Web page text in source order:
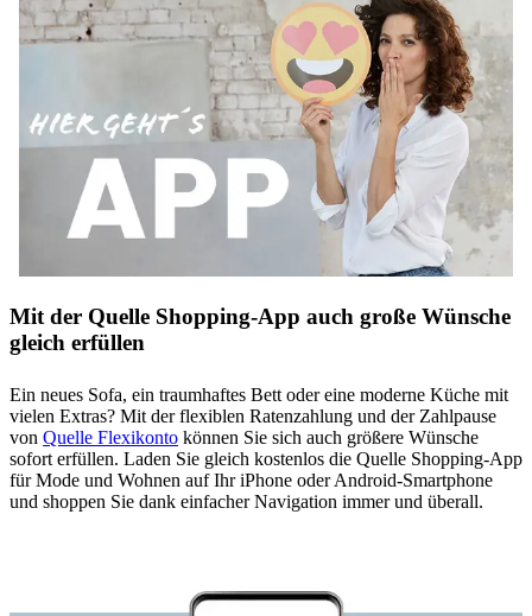
Mit der Quelle Shopping-App auch große Wünsche
gleich erfüllen
Ein neues Sofa, ein traumhaftes Bett oder eine moderne Küche mit
vielen Extras? Mit der flexiblen Ratenzahlung und der Zahlpause
von Quelle Flexikonto können Sie sich auch größere Wünsche
sofort erfüllen. Laden Sie gleich kostenlos die Quelle Shopping-App
für Mode und Wohnen auf Ihr iPhone oder Android-Smartphone
und shoppen Sie dank einfacher Navigation immer und überall.